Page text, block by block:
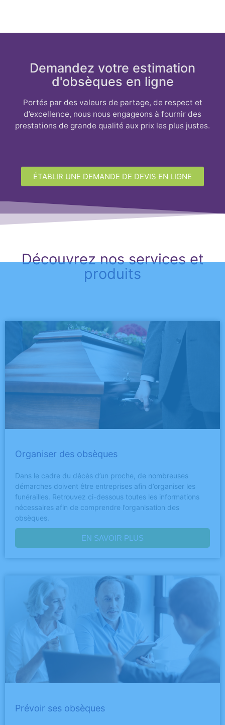
Demandez votre estimation
d'obsèques en ligne
Portés par des valeurs de partage, de respect et
d’excellence, nous nous engageons à fournir des
prestations de grande qualité aux prix les plus justes.
ÉTABLIR UNE DEMANDE DE DEVIS EN LIGNE
Découvrez nos services et
produits
Organiser des obsèques
Dans le cadre du décès d’un proche, de nombreuses
démarches doivent être entreprises afin d’organiser les
funérailles. Retrouvez ci-dessous toutes les informations
nécessaires afin de comprendre l’organisation des
obsèques.
EN SAVOIR PLUS
Prévoir ses obsèques